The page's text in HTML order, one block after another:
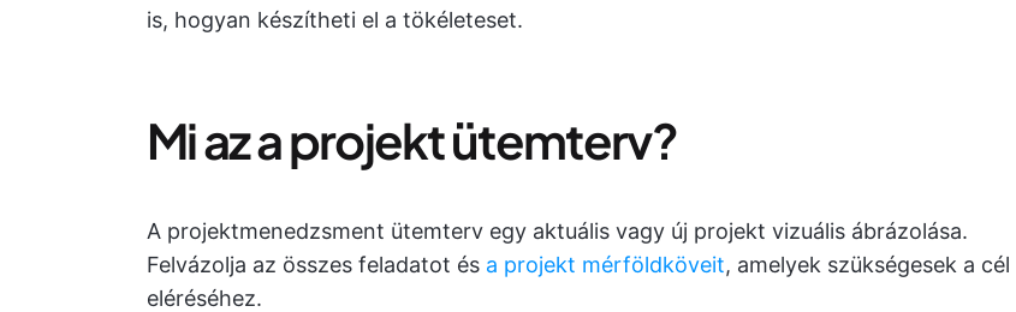
is, hogyan készítheti el a tökéleteset.
Mi az a projekt ütemterv?
A projektmenedzsment ütemterv egy aktuális vagy új projekt vizuális ábrázolása.
Felvázolja az összes feladatot és a projekt mérföldköveit, amelyek szükségesek a cél
eléréséhez.